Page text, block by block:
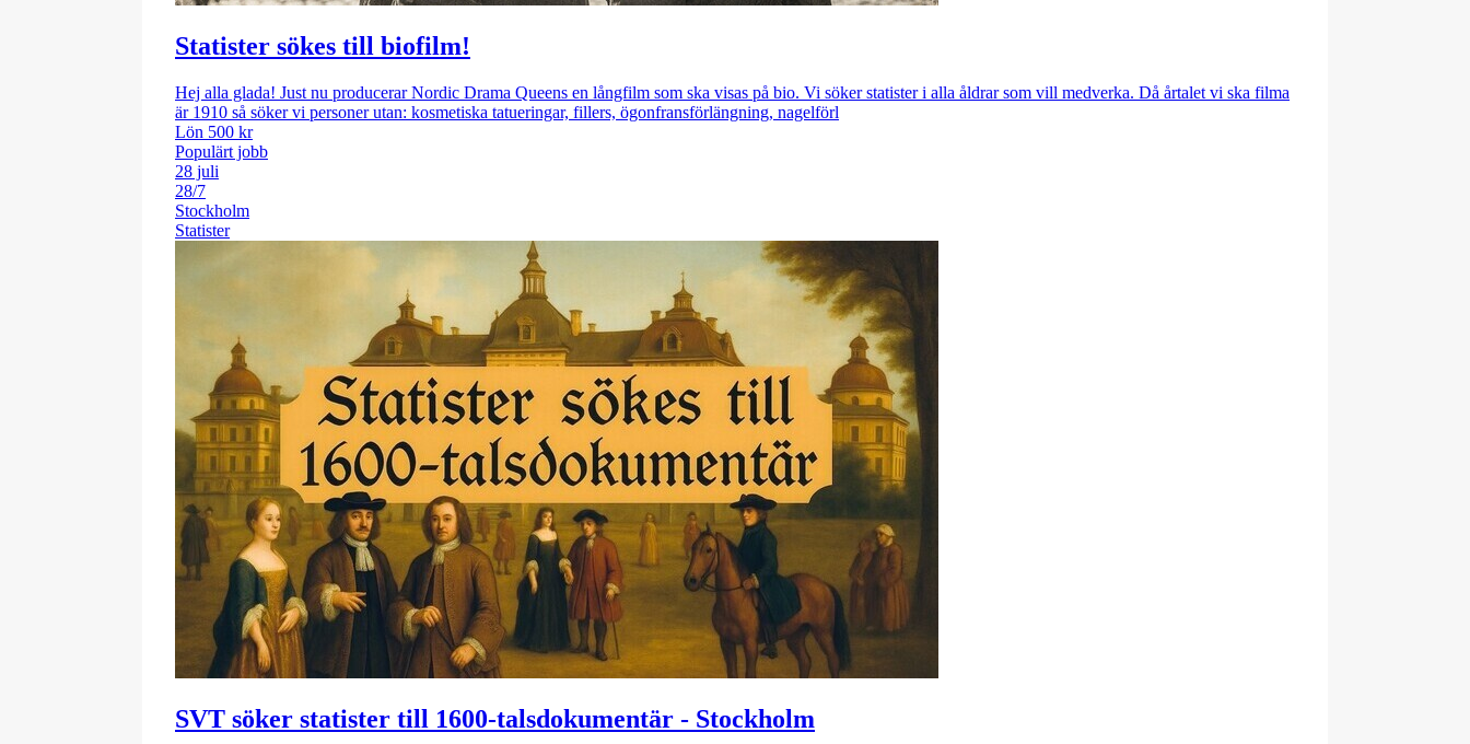
Statister sökes till biofilm!
Hej alla glada! Just nu producerar Nordic Drama Queens en långfilm som ska visas på bio. Vi söker statister i alla åldrar som vill medverka. Då årtalet vi ska filma
är 1910 så söker vi personer utan: kosmetiska tatueringar, fillers, ögonfransförlängning, nagelförl
Lön 500 kr
Populärt jobb
28 juli
28/7
Stockholm
Statister
SVT söker statister till 1600-talsdokumentär - Stockholm